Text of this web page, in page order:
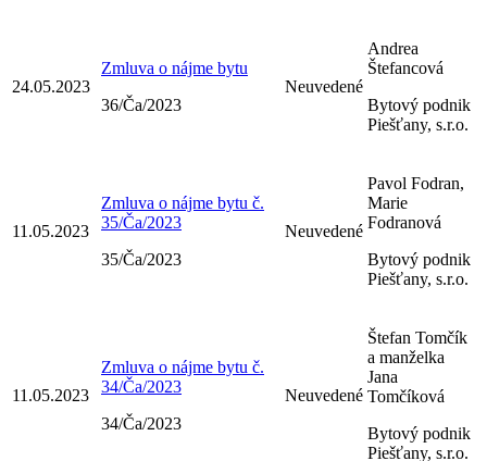
24.05.2023
Zmluva o nájme bytu
36/Ča/2023
Neuvedené
Andrea
Štefancová
Bytový podnik
Piešťany, s.r.o.
11.05.2023
Zmluva o nájme bytu č.
35/Ča/2023
35/Ča/2023
Neuvedené
Pavol Fodran,
Marie
Fodranová
Bytový podnik
Piešťany, s.r.o.
11.05.2023
Zmluva o nájme bytu č.
34/Ča/2023
34/Ča/2023
Neuvedené
Štefan Tomčík
a manželka
Jana
Tomčíková
Bytový podnik
Piešťany, s.r.o.